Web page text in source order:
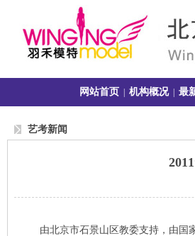
网站首页 机构概况| 最
艺考新闻
由北京市石景山区教委支持，由国